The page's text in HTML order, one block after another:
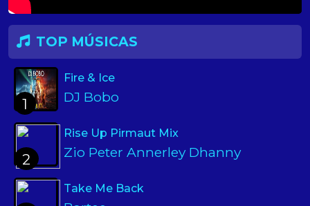
TOP MÚSICAS
1
Fire & Ice
DJ Bobo
2
Rise Up Pirmaut Mix
Zio Peter Annerley Dhanny
Take Me Back